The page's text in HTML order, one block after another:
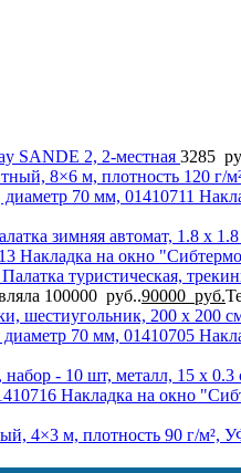
SANDE 2, 2-местная 3285
8×6 м, плотность 120
зимняя автомат, 1.8 х
Накладка на окно
Палатка туристическая,
100000 руб..90000 руб.
шестиугольник, 200 х 200
- 10 шт, металл, 15 х 0.3
Накладка на окно
4×3 м, плотность 90 г/